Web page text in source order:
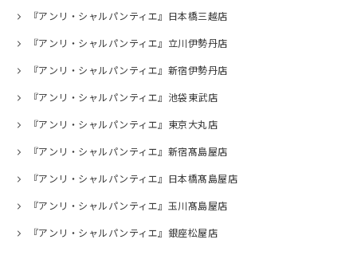
『アンリ・シャルパンティエ』日本橋三越店
『アンリ・シャルパンティエ』立川伊勢丹店
『アンリ・シャルパンティエ』新宿伊勢丹店
『アンリ・シャルパンティエ』池袋東武店
『アンリ・シャルパンティエ』東京大丸店
『アンリ・シャルパンティエ』新宿髙島屋店
『アンリ・シャルパンティエ』日本橋髙島屋店
『アンリ・シャルパンティエ』玉川髙島屋店
『アンリ・シャルパンティエ』銀座松屋店